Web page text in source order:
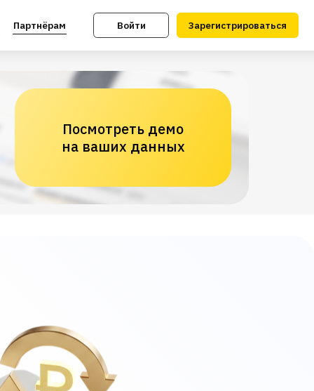
Войти Зарегистрироваться
Посмотреть демо
на ваших данных